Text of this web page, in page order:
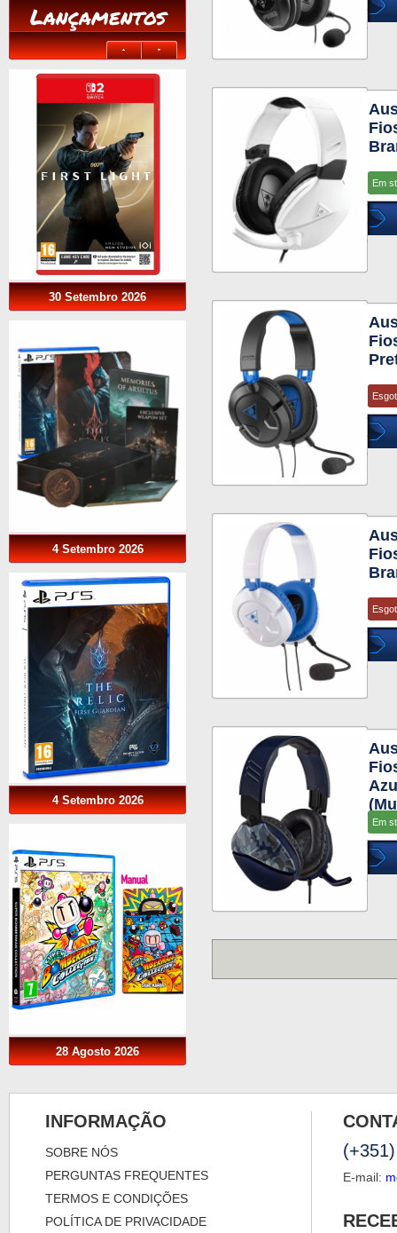
Lançamentos
30 Setembro 2026
4 Setembro 2026
4 Setembro 2026
28 Agosto 2026
Em
Em
INFORMAÇÃO
SOBRE NÓS
PERGUNTAS FREQUENTES
TERMOS E CONDIÇÕES
POLÍTICA DE PRIVACIDADE
E-mail: